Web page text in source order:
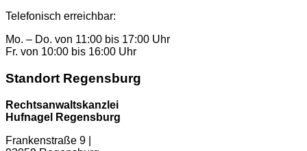
Telefonisch erreichbar:
Mo. – Do. von 11:00 bis 17:00 Uhr
Fr. von 10:00 bis 16:00 Uhr
Standort Regensburg
Rechtsanwaltskanzlei
Hufnagel Regensburg
Frankenstraße 9 |